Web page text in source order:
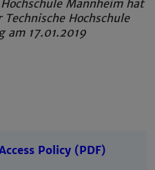
Mannheim hat
Hochschule
am 17.01.2019
Policy (PDF)